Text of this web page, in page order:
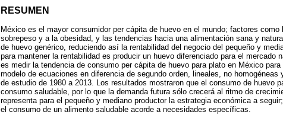
RESUMEN
México es el mayor consumidor per cápita de huevo en el mundo; factores
sobrepeso y a la obesidad, y las tendencias hacia una alimentación sana y
de huevo genérico, reduciendo así la rentabilidad del negocio del pequeño y
para mantener la rentabilidad es producir un huevo diferenciado para el
es medir la tendencia de consumo per cápita de huevo para plato en México
modelo de ecuaciones en diferencia de segundo orden, lineales, no
de estudio de 1980 a 2013. Los resultados mostraron que el consumo de huevo
consumo saludable, por lo que la demanda futura sólo crecerá al ritmo de
representa para el pequeño y mediano productor la estrategia económica a
el consumo de un alimento saludable acorde a necesidades específicas.